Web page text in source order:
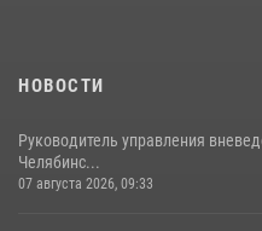
НОВОСТИ
Руководитель управления
Челябинс...
07 августа 2026, 09:33